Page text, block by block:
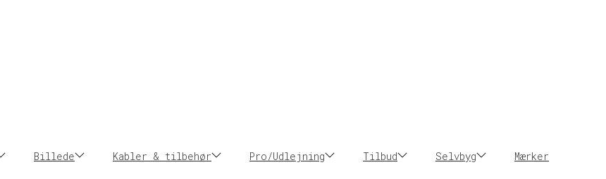
Billede Kabler & tilbehør Pro/Udlejning Tilbud Selvbyg Mærker